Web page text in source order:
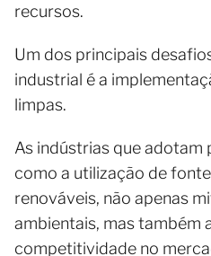
recursos.
Um dos principais
industrial é a
limpas.
As indústrias que adotam
como a utilização de
renováveis, não apenas
ambientais, mas também
competitividade no